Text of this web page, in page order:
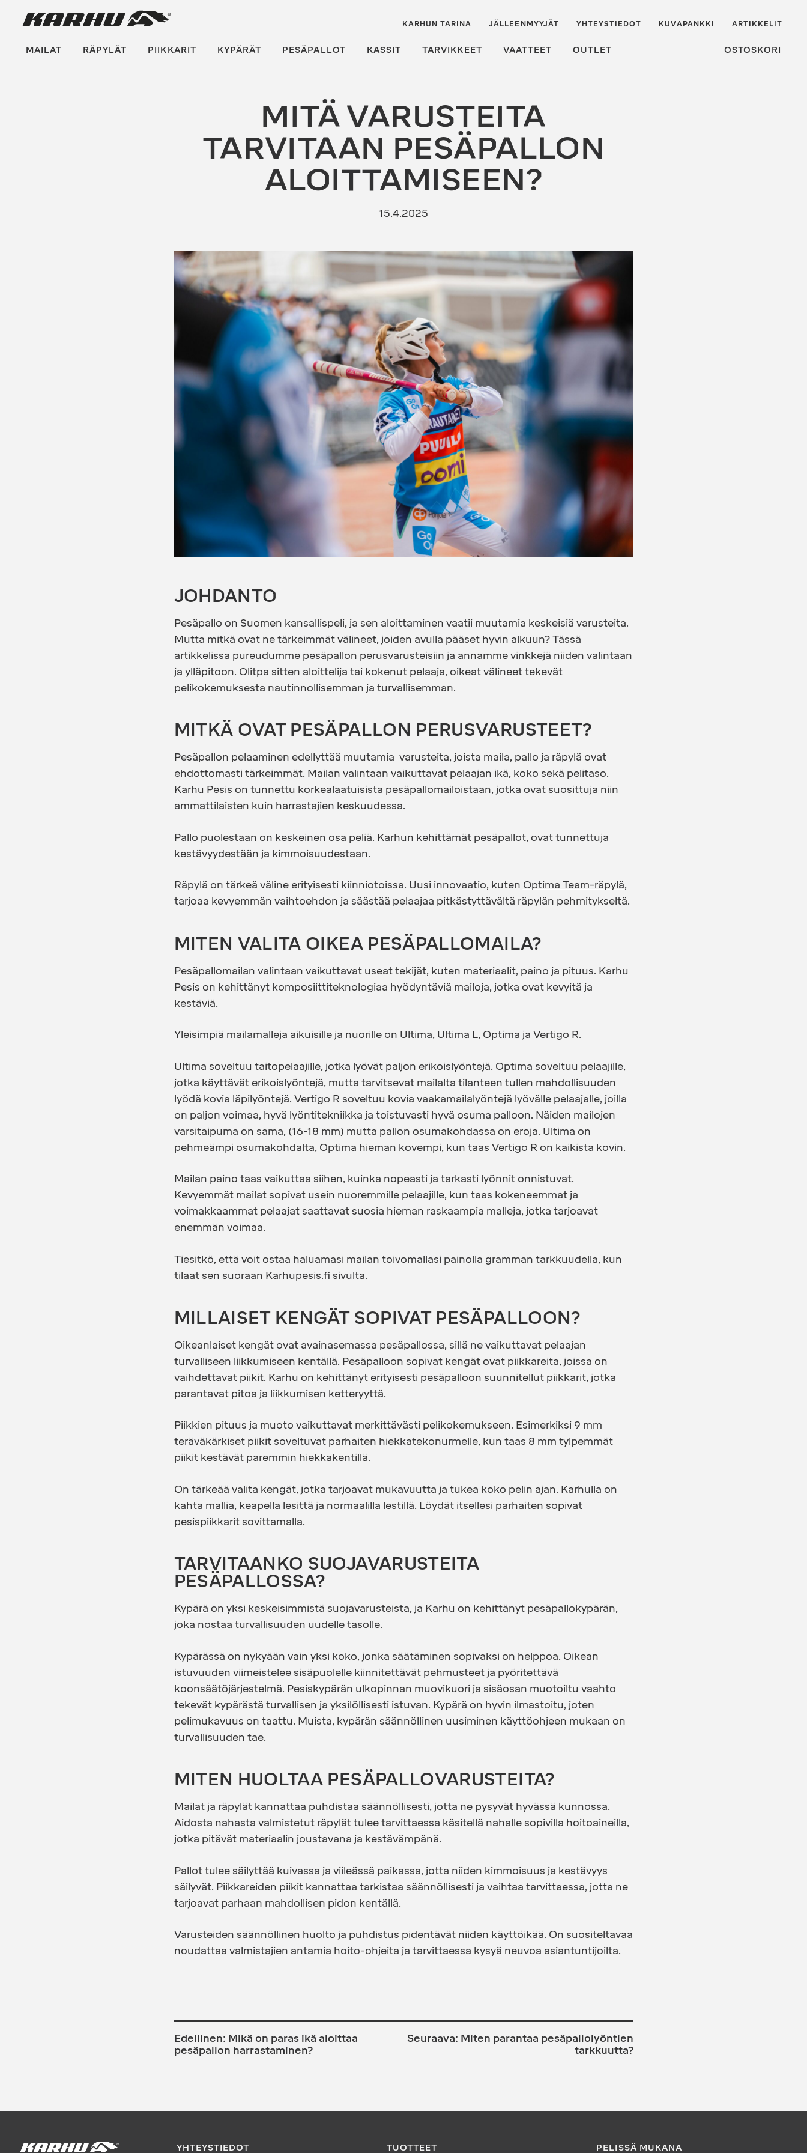
sisältöönKarhu Pesis
MAILAT RÄPYLÄT PIIKKARIT KYPÄRÄT PESÄPALLOT KASSIT TARVIKKEET VAATTEET OUTLET OSTOSKORI
KARHUN TARINA JÄLLEENMYYJÄT YHTEYSTIEDOT KUVAPANKKI ARTIKKELIT
MITÄ VARUSTEITA
TARVITAAN PESÄPALLON
ALOITTAMISEEN?
15.4.2025
JOHDANTO
Pesäpallo on Suomen kansallispeli, ja sen aloittaminen vaatii muutamia keskeisiä varusteita.
Mutta mitkä ovat ne tärkeimmät välineet, joiden avulla pääset hyvin alkuun? Tässä
artikkelissa pureudumme pesäpallon perusvarusteisiin ja annamme vinkkejä niiden valintaan
ja ylläpitoon. Olitpa sitten aloittelija tai kokenut pelaaja, oikeat välineet tekevät
pelikokemuksesta nautinnollisemman ja turvallisemman.
MITKÄ OVAT PESÄPALLON PERUSVARUSTEET?
Pesäpallon pelaaminen edellyttää muutamia varusteita, joista maila, pallo ja räpylä ovat
ehdottomasti tärkeimmät. Mailan valintaan vaikuttavat pelaajan ikä, koko sekä pelitaso.
Karhu Pesis on tunnettu korkealaatuisista pesäpallomailoistaan, jotka ovat suosittuja niin
ammattilaisten kuin harrastajien keskuudessa.
Pallo puolestaan on keskeinen osa peliä. Karhun kehittämät pesäpallot, ovat tunnettuja
kestävyydestään ja kimmoisuudestaan.
Räpylä on tärkeä väline erityisesti kiinniotoissa. Uusi innovaatio, kuten Optima Team-räpylä,
tarjoaa kevyemmän vaihtoehdon ja säästää pelaajaa pitkästyttävältä räpylän pehmitykseltä.
MITEN VALITA OIKEA PESÄPALLOMAILA?
Pesäpallomailan valintaan vaikuttavat useat tekijät, kuten materiaalit, paino ja pituus. Karhu
Pesis on kehittänyt komposiittiteknologiaa hyödyntäviä mailoja, jotka ovat kevyitä ja
kestäviä.
Yleisimpiä mailamalleja aikuisille ja nuorille on Ultima, Ultima L, Optima ja Vertigo R.
Ultima soveltuu taitopelaajille, jotka lyövät paljon erikoislyöntejä. Optima soveltuu pelaajille,
jotka käyttävät erikoislyöntejä, mutta tarvitsevat mailalta tilanteen tullen mahdollisuuden
lyödä kovia läpilyöntejä. Vertigo R soveltuu kovia vaakamailalyöntejä lyövälle pelaajalle, joilla
on paljon voimaa, hyvä lyöntitekniikka ja toistuvasti hyvä osuma palloon. Näiden mailojen
varsitaipuma on sama, (16-18 mm) mutta pallon osumakohdassa on eroja. Ultima on
pehmeämpi osumakohdalta, Optima hieman kovempi, kun taas Vertigo R on kaikista kovin.
Mailan paino taas vaikuttaa siihen, kuinka nopeasti ja tarkasti lyönnit onnistuvat.
Kevyemmät mailat sopivat usein nuoremmille pelaajille, kun taas kokeneemmat ja
voimakkaammat pelaajat saattavat suosia hieman raskaampia malleja, jotka tarjoavat
enemmän voimaa.
Tiesitkö, että voit ostaa haluamasi mailan toivomallasi painolla gramman tarkkuudella, kun
tilaat sen suoraan Karhupesis.fi sivulta.
MILLAISET KENGÄT SOPIVAT PESÄPALLOON?
Oikeanlaiset kengät ovat avainasemassa pesäpallossa, sillä ne vaikuttavat pelaajan
turvalliseen liikkumiseen kentällä. Pesäpalloon sopivat kengät ovat piikkareita, joissa on
vaihdettavat piikit. Karhu on kehittänyt erityisesti pesäpalloon suunnitellut piikkarit, jotka
parantavat pitoa ja liikkumisen ketteryyttä.
Piikkien pituus ja muoto vaikuttavat merkittävästi pelikokemukseen. Esimerkiksi 9 mm
teräväkärkiset piikit soveltuvat parhaiten hiekkatekonurmelle, kun taas 8 mm tylpemmät
piikit kestävät paremmin hiekkakentillä.
On tärkeää valita kengät, jotka tarjoavat mukavuutta ja tukea koko pelin ajan. Karhulla on
kahta mallia, keapella lesittä ja normaalilla lestillä. Löydät itsellesi parhaiten sopivat
pesispiikkarit sovittamalla.
TARVITAANKO SUOJAVARUSTEITA
PESÄPALLOSSA?
Kypärä on yksi keskeisimmistä suojavarusteista, ja Karhu on kehittänyt pesäpallokypärän,
joka nostaa turvallisuuden uudelle tasolle.
Kypärässä on nykyään vain yksi koko, jonka säätäminen sopivaksi on helppoa. Oikean
istuvuuden viimeistelee sisäpuolelle kiinnitettävät pehmusteet ja pyöritettävä
koonsäätöjärjestelmä. Pesiskypärän ulkopinnan muovikuori ja sisäosan muotoiltu vaahto
tekevät kypärästä turvallisen ja yksilöllisesti istuvan. Kypärä on hyvin ilmastoitu, joten
pelimukavuus on taattu. Muista, kypärän säännöllinen uusiminen käyttöohjeen mukaan on
turvallisuuden tae.
MITEN HUOLTAA PESÄPALLOVARUSTEITA?
Mailat ja räpylät kannattaa puhdistaa säännöllisesti, jotta ne pysyvät hyvässä kunnossa.
Aidosta nahasta valmistetut räpylät tulee tarvittaessa käsitellä nahalle sopivilla hoitoaineilla,
jotka pitävät materiaalin joustavana ja kestävämpänä.
Pallot tulee säilyttää kuivassa ja viileässä paikassa, jotta niiden kimmoisuus ja kestävyys
säilyvät. Piikkareiden piikit kannattaa tarkistaa säännöllisesti ja vaihtaa tarvittaessa, jotta ne
tarjoavat parhaan mahdollisen pidon kentällä.
Varusteiden säännöllinen huolto ja puhdistus pidentävät niiden käyttöikää. On suositeltavaa
noudattaa valmistajien antamia hoito-ohjeita ja tarvittaessa kysyä neuvoa asiantuntijoilta.
ARTIKKELIEN
SELAUS
Edellinen: Mikä on paras ikä aloittaa
pesäpallon harrastaminen?
Seuraava: Miten parantaa pesäpallolyöntien
tarkkuutta?
YHTEYSTIEDOT TUOTTEET PELISSÄ MUKANA